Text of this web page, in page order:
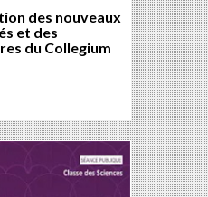
des nouveaux
et des
du Collegium